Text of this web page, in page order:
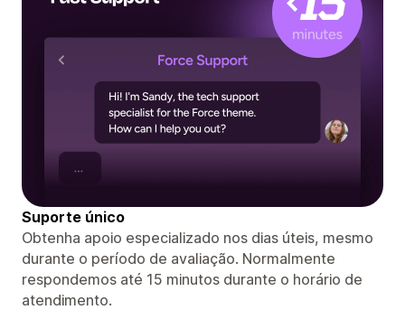
Suporte único
Obtenha apoio especializado nos dias úteis, mesmo
durante o período de avaliação. Normalmente
respondemos até 15 minutos durante o horário de
atendimento.